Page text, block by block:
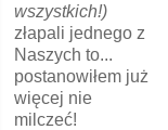
wszystkich!)
złapali jednego z
Naszych to...
postanowiłem już
więcej nie
milczeć!